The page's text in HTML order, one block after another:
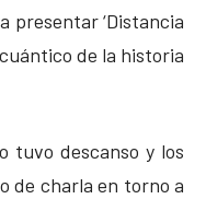
presentar ‘Distancia
de la historia
tuvo descanso y los
de charla en torno a